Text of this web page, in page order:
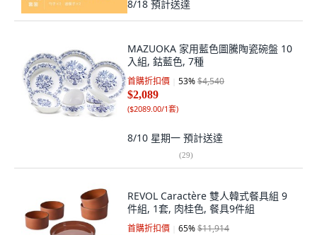
8/18 預計送達
MAZUOKA 家用藍色圖騰陶瓷碗盤 10
入組, 鈷藍色, 7種
首購折扣價 53%$4,540
$2,089
($2089.00/1套)
8/10 星期一 預計送達
(29)
REVOL Caractère 雙人韓式餐具組 9
件組, 1套, 肉桂色, 餐具9件組
首購折扣價 65%$11,914